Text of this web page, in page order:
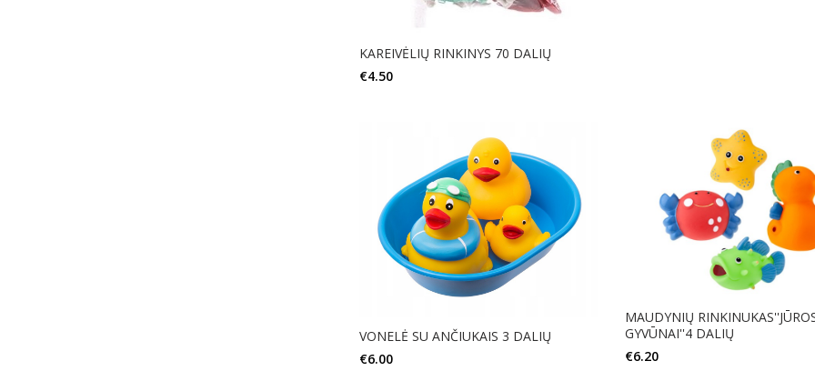
KAREIVĖLIŲ RINKINYS 70 DALIŲ
€4.50
VONELĖ SU ANČIUKAIS 3 DALIŲ
€6.00
MAUDYNIŲ
GYVŪNAI''4 DALIŲ
€6.20